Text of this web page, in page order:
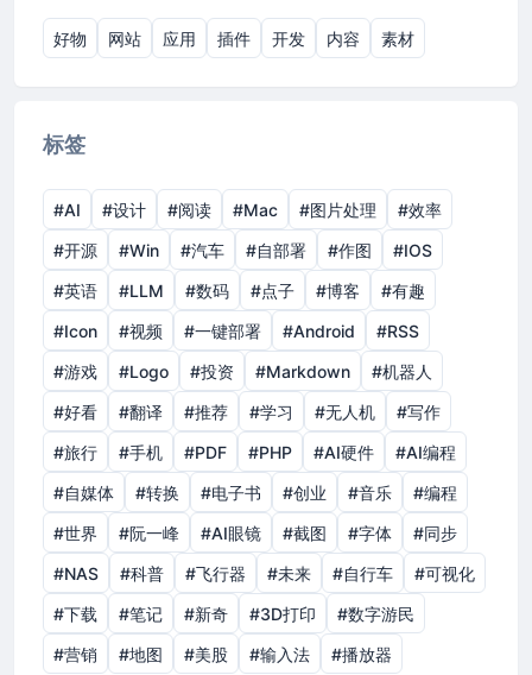
好物 网站 应用 插件 开发 内容 素材
标签
#AI #设计 #阅读 #Mac #图片处理
#效率
#开源
#Win #汽车 #自部署 #作图
#IOS
#英语
#LLM #数码 #点子 #博客
#有趣
#Icon
#视频 #一键部署 #Android
#RSS
#游戏
#Logo #投资 #Markdown
#机器人
#好看
#翻译 #推荐 #学习 #无人机
#写作
#旅行
#手机 #PDF #PHP #AI硬件
#AI编程
#自媒体
#转换 #电子书 #创业 #音乐
#编程
#世界
#阮一峰 #AI眼镜 #截图 #字体
#同步
#NAS
#科普 #飞行器 #未来 #自行车
#可视化
#下载
#笔记 #新奇 #3D打印
#数字游民
#营销
#地图 #美股 #输入法 #播放器